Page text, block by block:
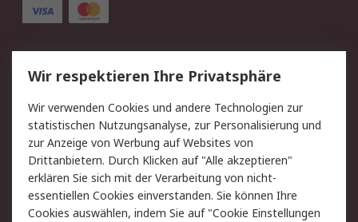
Service
Value Added Services
Lieferlösungen
Rücksendungen
Kontakt
Hilfe
Privatkunden
Rechtliches
AGB
Datenschutz
Wir respektieren Ihre Privatsphäre
Wir verwenden Cookies und andere Technologien zur
statistischen Nutzungsanalyse, zur Personalisierung und
zur Anzeige von Werbung auf Websites von
Drittanbietern. Durch Klicken auf "Alle akzeptieren"
erklären Sie sich mit der Verarbeitung von nicht-
essentiellen Cookies einverstanden. Sie können Ihre
Cookies auswählen, indem Sie auf "Cookie Einstellungen